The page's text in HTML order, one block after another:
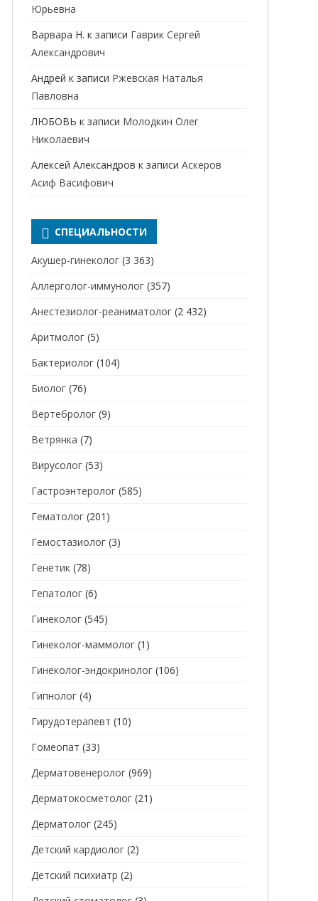
НЕВРОПАТОЛОГ
НЕФРОЛОГ
ОТОЛАРИНГОЛОГ
ОФТАЛЬМОЛОГ
ПРОКТОЛОГ
РЕВМАТОЛОГ
РЕНТГЕНОЛОГ
СТОМАТОЛОГ
СТОМАТОЛОГ-ОРТОДОНТ
ЭНДОКРИНОЛОГ
Юрьевна
Варвара Н. к записи Гаврик Сергей
Александрович
Андрей к записи Ржевская Наталья
Павловна
ЛЮБОВЬ к записи Молодкин Олег
Николаевич
Алексей Александров к записиАскеров
Асиф Васифович
СПЕЦИАЛЬНОСТИ
Акушер-гинеколог (3 363)
Аллерголог-иммунолог (357)
Анестезиолог-реаниматолог (2 432)
Аритмолог (5)
Бактериолог (104)
Биолог (76)
Вертебролог (9)
Ветрянка (7)
Вирусолог (53)
Гастроэнтеролог (585)
Гематолог (201)
Гемостазиолог (3)
Генетик (78)
Гепатолог (6)
Гинеколог (545)
Гинеколог-маммолог (1)
Гинеколог-эндокринолог (106)
Гипнолог (4)
Гирудотерапевт (10)
Гомеопат (33)
Дерматовенеролог (969)
Дерматокосметолог (21)
Дерматолог (245)
Детский кардиолог (2)
Детский психиатр (2)